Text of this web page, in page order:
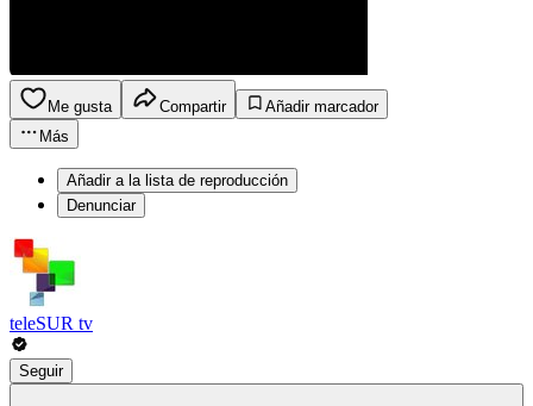
Me gusta Compartir
Añadir marcador
Más
Añadir a la lista de reproducción
Denunciar
teleSUR tv
Seguir